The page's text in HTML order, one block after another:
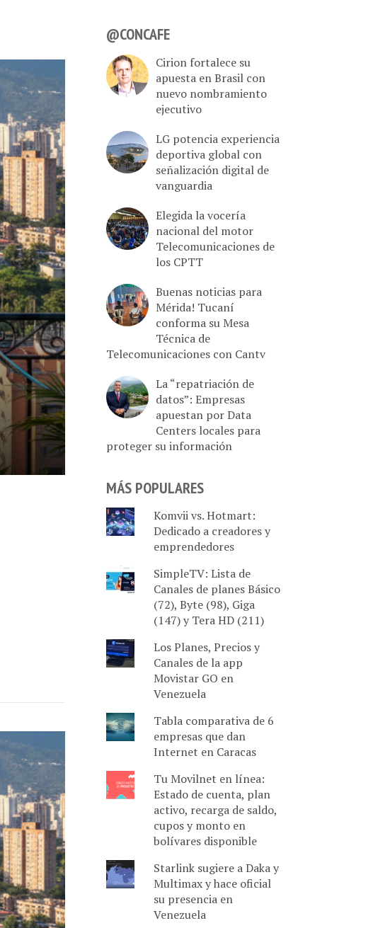
@CONCAFE
Cirion fortalece su
apuesta en Brasil con
nuevo nombramiento
ejecutivo
LG potencia experiencia
deportiva global con
señalización digital de
vanguardia
Elegida la vocería
nacional del motor
Telecomunicaciones de
los CPTT
Buenas noticias para
Mérida! Tucaní
conforma su Mesa
Técnica de
Telecomunicaciones con Cantv
La “repatriación de
datos”: Empresas
apuestan por Data
Centers locales para
proteger su información
MÁS POPULARES
Komvii vs. Hotmart:
Dedicado a creadores y
emprendedores
SimpleTV: Lista de
Canales de planes Básico
(72), Byte (98), Giga
(147) y Tera HD (211)
Los Planes, Precios y
Canales de la app
Movistar GO en
Venezuela
Tabla comparativa de 6
empresas que dan
Internet en Caracas
Tu Movilnet en línea:
Estado de cuenta, plan
activo, recarga de saldo,
cupos y monto en
bolívares disponible
Starlink sugiere a Daka y
Multimax y hace oficial
su presencia en
Venezuela